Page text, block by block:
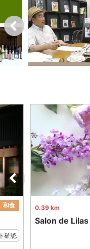
和食
確認
0.39 km
Salon de Lilas